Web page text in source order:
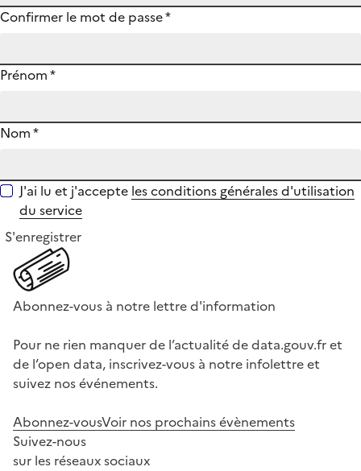
Confirmer le mot de passe*
Prénom*
Nom*
J'ai lu et j'accepte les conditions générales d'utilisation
du service
S'enregistrer
Abonnez-vous à notre lettre d'information
Pour ne rien manquer de l’actualité de data.gouv.fr et
de l’open data, inscrivez-vous à notre infolettre et
suivez nos événements.
Abonnez-vousVoir nos prochains évènements
Suivez-nous
sur les réseaux sociaux